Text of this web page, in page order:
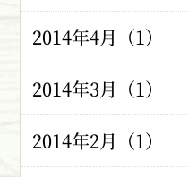
2014年4月（1）
2014年3月（1）
2014年2月（1）